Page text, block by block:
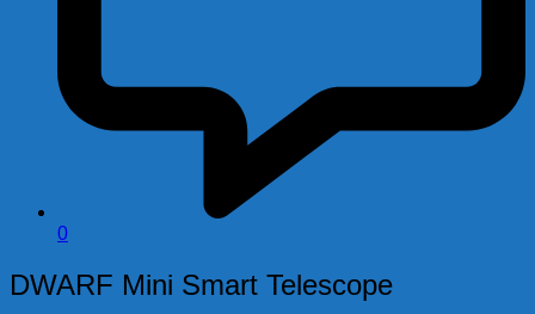
0
DWARF Mini Smart Telescope